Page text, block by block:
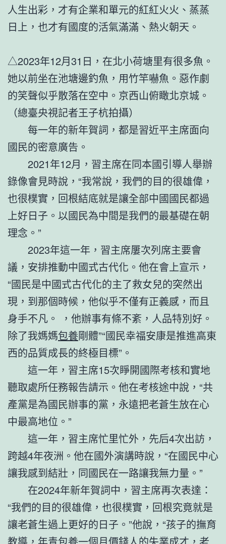
人生出彩，才有企業和單元的紅紅火火、蒸蒸
日上，也才有國度的活氣滿滿、熱火朝天。
△2023年12月31日，在北小荷塘里有很多魚。
她以前坐在池塘邊釣魚，用竹竿嚇魚。惡作劇
的笑聲似乎散落在空中。京西山俯瞰北京城。
（總臺央視記者王子杭拍攝）
每一年的新年賀詞，都是習近平主席面向
國民的密意廣告。
2021年12月，習主席在同本國引導人舉辦
錄像會見時說，“我常說，我們的目的很雄偉，
也很樸實，回根結底就是讓全部中國國民都過
上好日子。以國民為中間是我們的最基礎在朝
理念。”
2023年這一年，習主席屢次列席主要會
議，安排推動中國式古代化。他在會上宣示，
“國民是中國式古代化的主了救女兒的突然出
現，到那個時候，他似乎不僅有正義感，而且
身手不凡。 ，他辦事有條不紊，人品特別好。
除了我媽媽包養剛體”“國民幸福安康是推進高東
西的品質成長的終極目標”。
這一年，習主席15次睜開國際考核和實地
聽取處所任務報告請示。他在考核途中說，“共
產黨是為國民辦事的黨，永遠把老蒼生放在心
中最高地位。”
這一年，習主席忙里忙外，先后4次出訪，
跨越4年夜洲。他在國外演講時說，“在國民中心
讓我感到結壯，同國民在一路讓我無力量。”
在2024年新年賀詞中，習主席再次表達：
“我們的目的很雄偉，也很樸實，回根究竟就是
讓老蒼生過上更好的日子。”他說，“孩子的撫育
教導，年青包養一個月價錢人的失業成才，老